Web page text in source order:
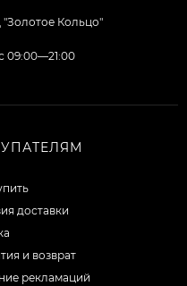
"Золотое Кольцо"
09:00—21:00
доставки
и возврат
рекламаций